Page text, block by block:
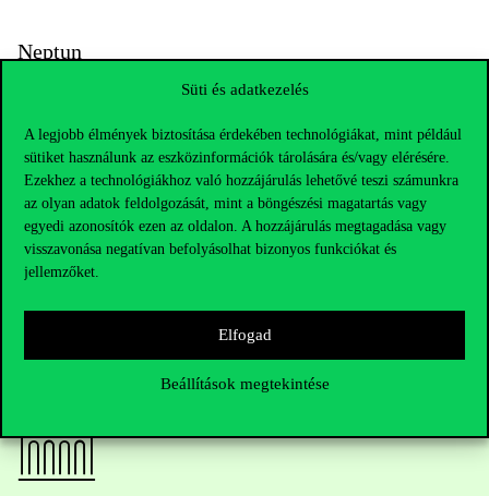
Süti és adatkezelés
A legjobb élmények biztosítása érdekében technológiákat, mint például
sütiket használunk az eszközinformációk tárolására és/vagy elérésére.
Ezekhez a technológiákhoz való hozzájárulás lehetővé teszi számunkra
az olyan adatok feldolgozását, mint a böngészési magatartás vagy
egyedi azonosítók ezen az oldalon. A hozzájárulás megtagadása vagy
visszavonása negatívan befolyásolhat bizonyos funkciókat és
jellemzőket.
Elfogad
Beállítások megtekintése
Neptun